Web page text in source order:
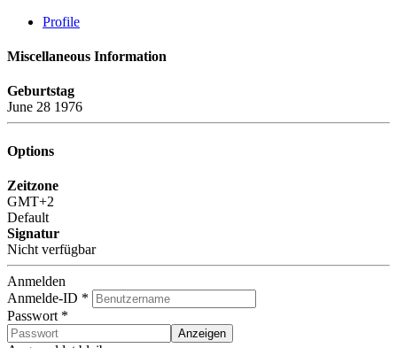
Profile
Miscellaneous Information
Geburtstag
June 28 1976
Options
Zeitzone
GMT+2
Default
Signatur
Nicht verfügbar
Anmelden
Anmelde-ID *
Passwort *
Anzeigen